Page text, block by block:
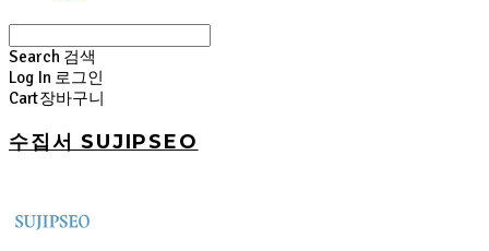
Search 검색
Log In 로그인
Cart장바구니
수집서 SUJIPSEO